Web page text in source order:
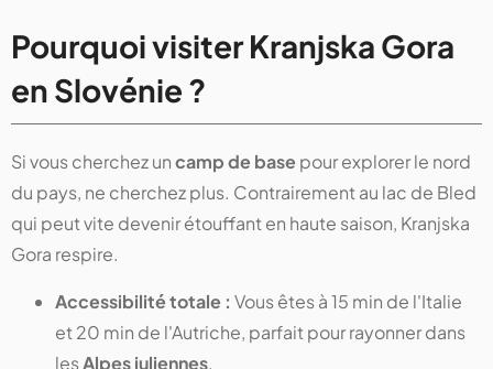
Pourquoi visiter Kranjska Gora
en Slovénie ?
Si vous cherchez uncamp de basepour explorer le nord
du pays, ne cherchez plus. Contrairement au lac de Bled
qui peut vite devenir étouffant en haute saison, Kranjska
Gora respire.
Accessibilité totale : Vous êtes à 15 min de l'Italie
et 20 min de l'Autriche, parfait pour rayonner dans
lesAlpes juliennes.